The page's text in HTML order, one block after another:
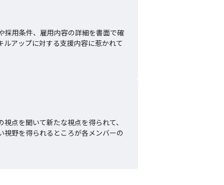
採用条件、雇用内容の詳細を書面で確
アップに対する支援内容に惹かれて
点を聞いて新たな視点を得られて、
視野を得られるところが各メンバーの